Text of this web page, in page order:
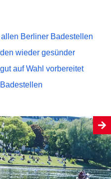
Berliner Badestellen
wieder gesünder
auf Wahl vorbereitet